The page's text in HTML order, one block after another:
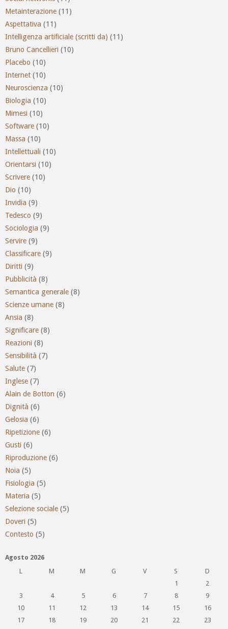
Metainterazione (11)
Aspettativa (11)
Intelligenza artificiale (scritti da) (11)
Bruno Cancellieri (10)
Placebo (10)
Internet (10)
Neuroscienza (10)
Biologia (10)
Mimesi (10)
Software (10)
Massa (10)
Intellettuali (10)
Orientarsi (10)
Scrivere (10)
Dio (10)
Invidia (9)
Tedesco (9)
Sociologia (9)
Servire (9)
Classificare (9)
Diritti (9)
Pubblicità (8)
Semantica generale (8)
Scienze umane (8)
Ansia (8)
Significare (8)
Reazioni (8)
Sensibilità (7)
Salute (7)
Inglese (7)
Alain de Botton (6)
Dignità (6)
Gelosia (6)
Ripetizione (6)
Gusti (6)
Riproduzione (6)
Noia (5)
Fisiologia (5)
Materia (5)
Selezione sociale (5)
Doveri (5)
Contesto (5)
Agosto 2026
L
M M G V S
D
1
2
3
4 5 6 7 8
9
10
11 12 13 14 15
16
17
18 19 20 21 22
23